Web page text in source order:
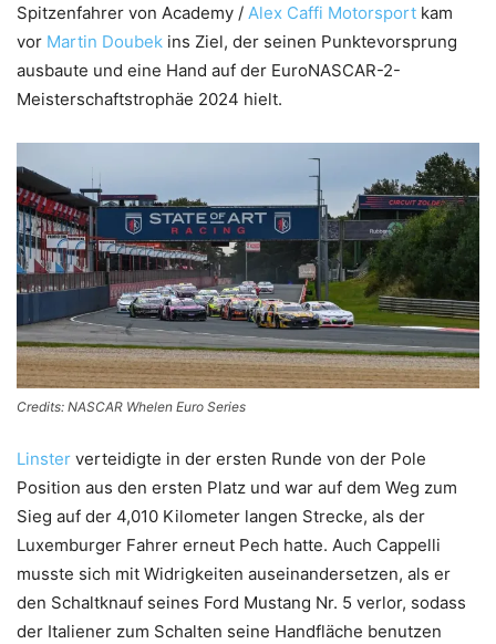
Spitzenfahrer von Academy / Alex Caffi Motorsport kam
vor Martin Doubek ins Ziel, der seinen Punktevorsprung
ausbaute und eine Hand auf der EuroNASCAR-2-
Meisterschaftstrophäe 2024 hielt.
Credits: NASCAR Whelen Euro Series
Linster verteidigte in der ersten Runde von der Pole
Position aus den ersten Platz und war auf dem Weg zum
Sieg auf der 4,010 Kilometer langen Strecke, als der
Luxemburger Fahrer erneut Pech hatte. Auch Cappelli
musste sich mit Widrigkeiten auseinandersetzen, als er
den Schaltknauf seines Ford Mustang Nr. 5 verlor, sodass
der Italiener zum Schalten seine Handfläche benutzen